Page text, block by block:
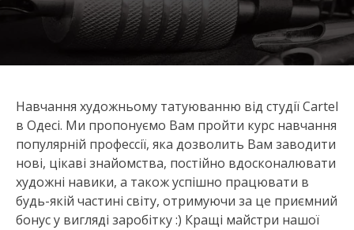
Навчання художньому татуюванню від студії Cartel
в Одесі. Ми пропонуємо Вам пройти курс навчання
популярній профессії, яка дозволить Вам заводити
нові, цікаві знайомства, постійно вдосконалювати
художні навики, а також успішно працювати в
будь-якій частині світу, отримуючи за це приємний
бонус у вигляді заробітку :) Кращі майстри нашої